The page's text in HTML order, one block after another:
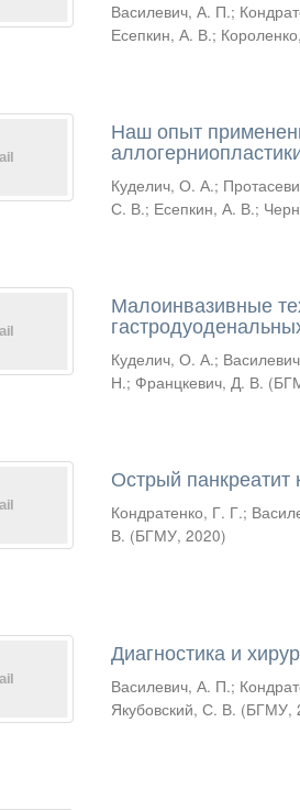
Василевич, А. П.;
Есепкин, А. В.;
Наш опыт
Куделич, О. А.;
С. В.; Есепкин, А. В.;
Малоинвазивные
Куделич, О. А.;
Н.; Францкевич, Д. В. (
Острый панкреатит
Кондратенко, Г. Г.;
В. (БГМУ,2020)
Диагностика и
Василевич, А. П.;
Якубовский, С. В. (БГМУ,